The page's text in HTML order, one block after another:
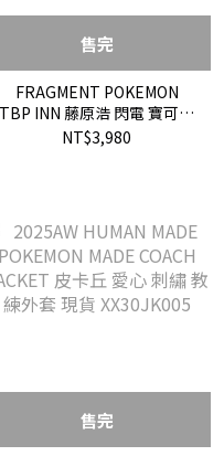
售完
FRAGMENT POKEMON
TBP INN 藤原浩 閃電 寶可夢
皮卡丘 棉被 毛毯 毯子 2色 現
NT$3,980
售完